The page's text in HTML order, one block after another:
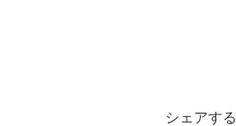
シェアする